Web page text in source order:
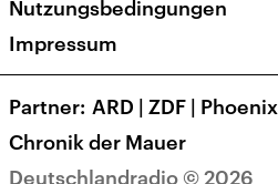
Karriere
Transparenz
Deutschlandradio © 2026
Nutzungsbedingungen
Impressum
Partner ARD | ZDF | Phoenix
Chronik der Mauer